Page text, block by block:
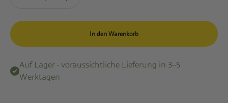
In den Warenkorb
Auf Lager - voraussichtliche Lieferung in 3–5
Werktagen